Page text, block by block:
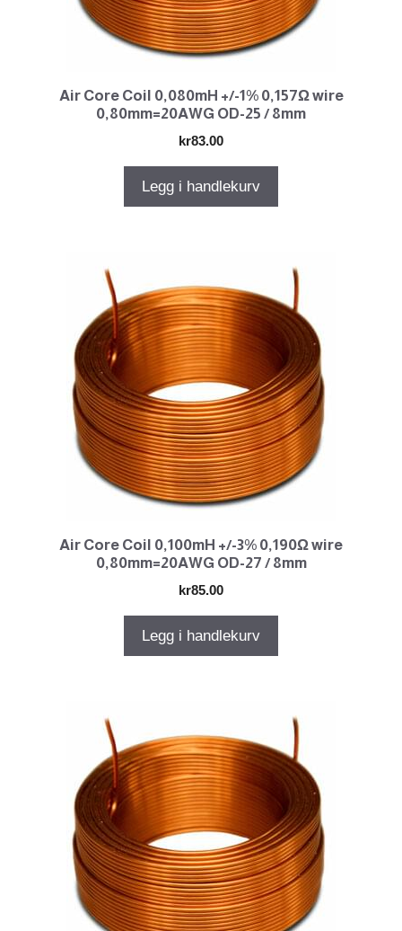
Air Core Coil 0,080mH +/-1% 0,157Ω wire
0,80mm=20AWG OD-25 / 8mm
kr83.00
Legg i handlekurv
Air Core Coil 0,100mH +/-3% 0,190Ω wire
0,80mm=20AWG OD-27 / 8mm
kr85.00
Legg i handlekurv